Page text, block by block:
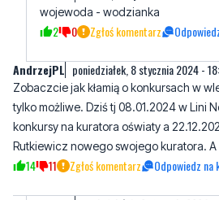
AndrzejPL poniedziałek, 8 stycznia 2024 -
Zobaczcie jak kłamią o konkursach w
konkursy na kuratora oświaty a
Rutkiewicz nowego swojego kuratora. A
14 11 Zgłoś komentarz Odpowiedz na
emeryt poniedziałek, 8 stycznia 2024
A słyszałeś, że ten pan pełni